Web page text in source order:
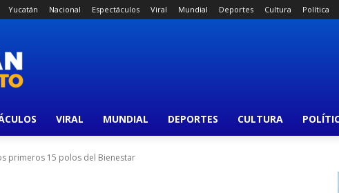
Yucatán Nacional Espectáculos Viral Mundial Deportes Cultura Política
VIRAL MUNDIAL DEPORTES CULTURA
primeros 15 polos del Bienestar